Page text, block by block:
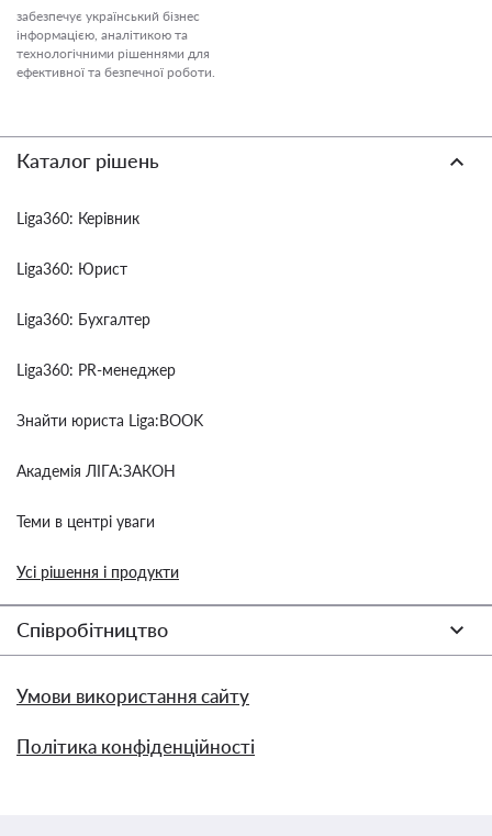
забезпечує український бізнес
інформацією, аналітикою та
технологічними рішеннями для
ефективної та безпечної роботи.
Каталог рішень
Liga360: Керівник
Liga360: Юрист
Liga360: Бухгалтер
Liga360: PR-менеджер
Знайти юриста Liga:BOOK
Академія ЛІГА:ЗАКОН
Теми в центрі уваги
Усі рішення і продукти
Співробітництво
Умови використання сайту
Політика конфіденційності